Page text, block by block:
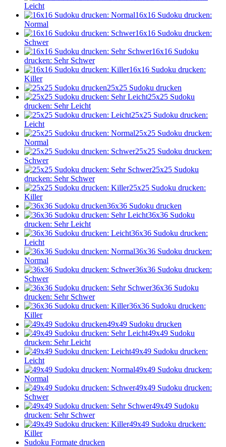
Leicht
16x16 Sudoku drucken:
Normal
16x16 Sudoku drucken:
Schwer
16x16 Sudoku
drucken: Sehr Schwer
16x16 Sudoku drucken:
Killer
25x25 Sudoku drucken
25x25 Sudoku
drucken: Sehr Leicht
25x25 Sudoku drucken:
Leicht
25x25 Sudoku drucken:
Normal
25x25 Sudoku drucken:
Schwer
25x25 Sudoku
drucken: Sehr Schwer
25x25 Sudoku drucken:
Killer
36x36 Sudoku drucken
36x36 Sudoku
drucken: Sehr Leicht
36x36 Sudoku drucken:
Leicht
36x36 Sudoku drucken:
Normal
36x36 Sudoku drucken:
Schwer
36x36 Sudoku
drucken: Sehr Schwer
36x36 Sudoku drucken:
Killer
49x49 Sudoku drucken
49x49 Sudoku
drucken: Sehr Leicht
49x49 Sudoku drucken:
Leicht
49x49 Sudoku drucken:
Normal
49x49 Sudoku drucken:
Schwer
49x49 Sudoku
drucken: Sehr Schwer
49x49 Sudoku drucken:
Killer
Sudoku Formate drucken